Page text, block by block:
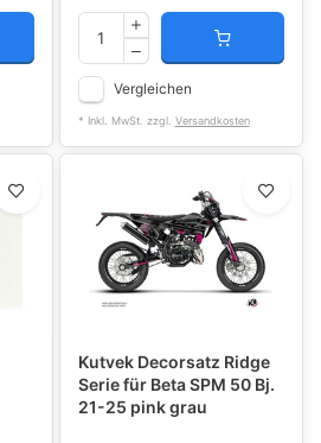
Vergleichen
* Inkl. MwSt. zzgl. Versandkosten
Kutvek Decorsatz Ridge
Serie für Beta SPM 50 Bj.
21-25 pink grau